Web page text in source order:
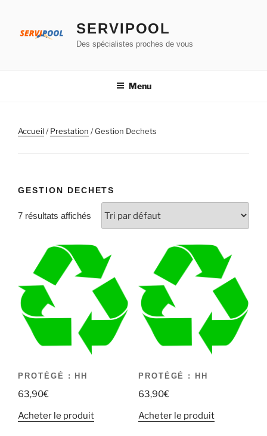
contenu
SERVIPOOL
Des spécialistes proches de vous
Menu
Accueil/Prestation / Gestion Dechets
GESTION DECHETS
7 résultats affichés
PROTÉGÉ : HH
63,90€
Acheter le produit
PROTÉGÉ : HH
63,90€
Acheter le produit